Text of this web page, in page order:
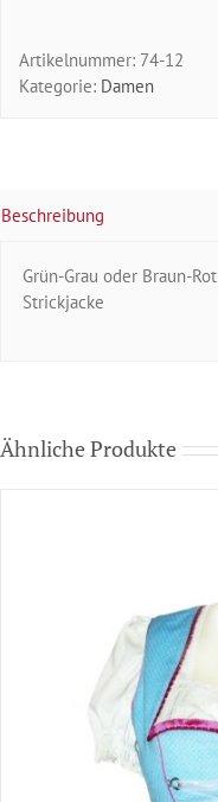
Artikelnummer: 74-12
Kategorie: Damen
Beschreibung
Grün-Grau oder Braun-Rot
Strickjacke
Ähnliche Produkte